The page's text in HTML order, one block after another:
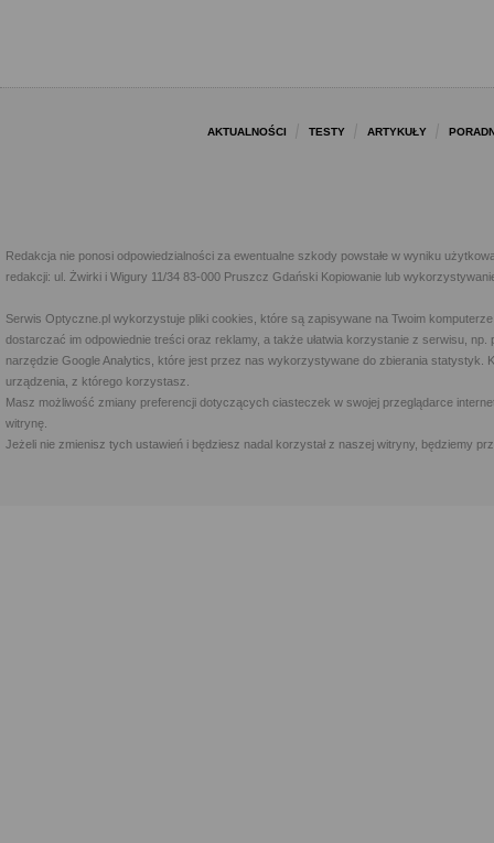
AKTUALNOŚCI TESTY ARTYKUŁY
Redakcja nie ponosi odpowiedzialności za ewentualne szkody powstałe w wyniku
redakcji: ul. Żwirki i Wigury 11/34 83-000 Pruszcz Gdański Kopiowanie lub
Serwis Optyczne.pl wykorzystuje pliki cookies, które są zapisywane na Twoim
dostarczać im odpowiednie treści oraz reklamy, a także ułatwia korzystanie z serwisu,
narzędzie Google Analytics, które jest przez nas wykorzystywane do zbierania statystyk.
urządzenia, z którego korzystasz.
Masz możliwość zmiany preferencji dotyczących ciasteczek w swojej przeglądarce
witrynę.
Jeżeli nie zmienisz tych ustawień i będziesz nadal korzystał z naszej witryny, będziemy